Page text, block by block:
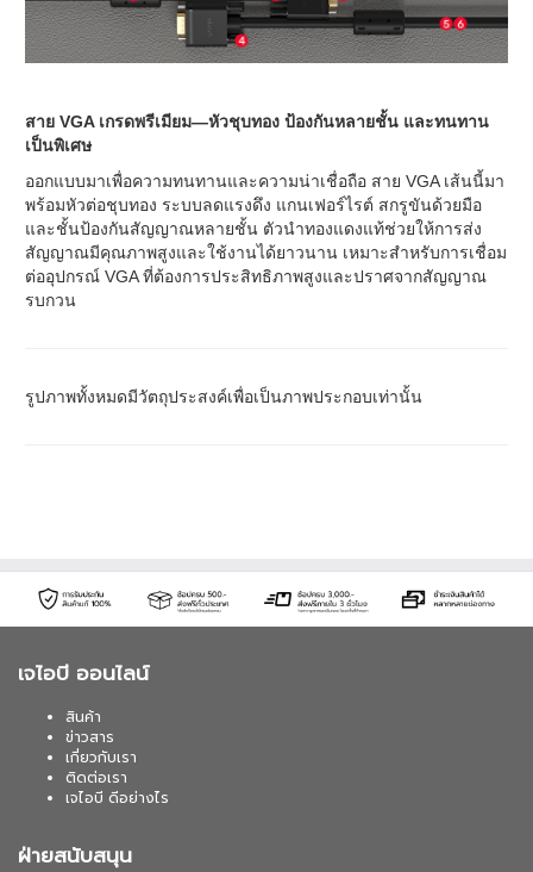
สาย VGA เกรดพรีเมียม—หัวชุบทอง ป้องกันหลายชั้น และทนทาน
เป็นพิเศษ
ออกแบบมาเพื่อความทนทานและความน่าเชื่อถือ สาย VGA เส้นนี้มา
พร้อมหัวต่อชุบทอง ระบบลดแรงดึง แกนเฟอร์ไรต์ สกรูขันด้วยมือ
และชั้นป้องกันสัญญาณหลายชั้น ตัวนำทองแดงแท้ช่วยให้การส่ง
สัญญาณมีคุณภาพสูงและใช้งานได้ยาวนาน เหมาะสำหรับการเชื่อม
ต่ออุปกรณ์ VGA ที่ต้องการประสิทธิภาพสูงและปราศจากสัญญาณ
รบกวน
รูปภาพทั้งหมดมีวัตถุประสงค์เพื่อเป็นภาพประกอบเท่านั้น
เจไอบี ออนไลน์
สินค้า
ข่าวสาร
เกี่ยวกับเรา
ติดต่อเรา
เจไอบี ดีอย่างไร
ฝ่ายสนับสนุน